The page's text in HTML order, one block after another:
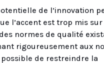
de l’innovation
l’accent est trop mis sur
normes de qualité
rigoureusement aux
de restreindre la